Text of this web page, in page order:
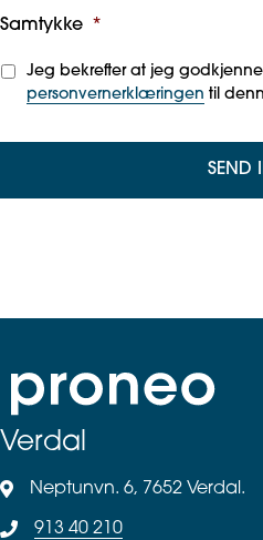
Samtykke *
Jeg bekrefter at jeg
personvernerklæringen til
Verdal
Neptunvn. 6, 7652 Verdal.
913 40 210